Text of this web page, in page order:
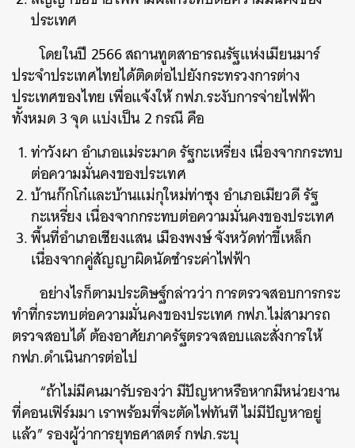
ประเทศ
โดยในปี 2566 สถานทูตสาธารณรัฐแห่งเมียนมาร์
ประจำประเทศไทยได้ติดต่อไปยังกระทรวงการต่าง
ประเทศของไทย เพื่อแจ้งให้ กฟภ.ระงับการจ่ายไฟฟ้า
ทั้งหมด 3 จุด แบ่งเป็น 2 กรณี คือ
ท่าวังผา อำเภอแม่ระมาด รัฐกะเหรี่ยง เนื่องจากกระทบ
ต่อความมั่นคงของประเทศ
บ้านก๊กโก๋และบ้านแม่กุใหม่ท่าซุง อำเภอเมียวดี รัฐ
กะเหรี่ยง เนื่องจากกระทบต่อความมั่นคงของประเทศ
พื้นที่อำเภอเชียงแสน เมืองพงษ์ จังหวัดท่าขี้เหล็ก
เนื่องจากคู่สัญญาผิดนัดชำระค่าไฟฟ้า
อย่างไรก็ตามประดิษฐ์กล่าวว่า การตรวจสอบการกระ
ทำที่กระทบต่อความมั่นคงของประเทศ กฟภ.ไม่สามารถ
ตรวจสอบได้ ต้องอาศัยภาครัฐตรวจสอบและสั่งการให้
กฟภ.ดำเนินการต่อไป
“ถ้าไม่มีคนมารับรองว่า มีปัญหาหรือหากมีหน่วยงาน
ที่คอนเฟิร์มมา เราพร้อมที่จะตัดไฟทันที ไม่มีปัญหาอยู่
แล้ว” รองผู้ว่าการยุทธศาสตร์ กฟภ.ระบุ